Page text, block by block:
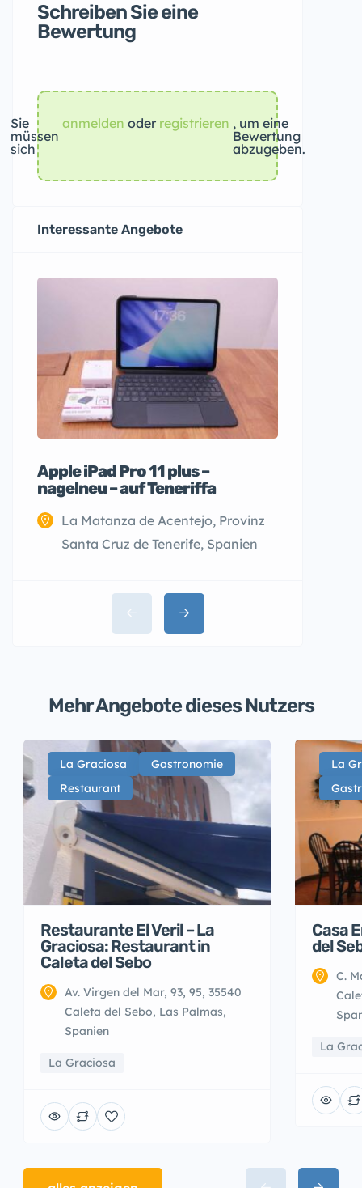
Schreiben Sie eine
Bewertung
Sie
müssen
sich
anmelden oder registrieren , um eine
Bewertung
abzugeben.
Interessante Angebote
Apple iPad Pro 11 plus –
nagelneu – auf Teneriffa
La Matanza de Acentejo, Provinz
Santa Cruz de Tenerife, Spanien
Mehr Angebote dieses Nutzers
La Graciosa
Gastronomie
Restaurant
Restaurante El Veril – La
Graciosa: Restaurant in
Caleta del Sebo
Av. Virgen del Mar, 93, 95, 35540
Caleta del Sebo, Las Palmas,
Spanien
La Graciosa
La
Casa
del
C.
La